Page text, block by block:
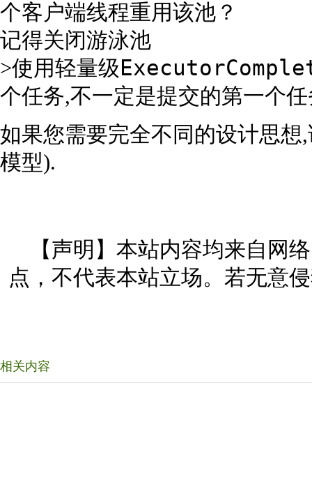
个客户端线程重用该池？
记得关闭游泳池
>使用轻量级
个任务,不一定是提交的第一个
如果您需要完全不同的设计思想
模型).
【声明】本站内容均来自网
点，不代表本站立场。若无意
相关内容